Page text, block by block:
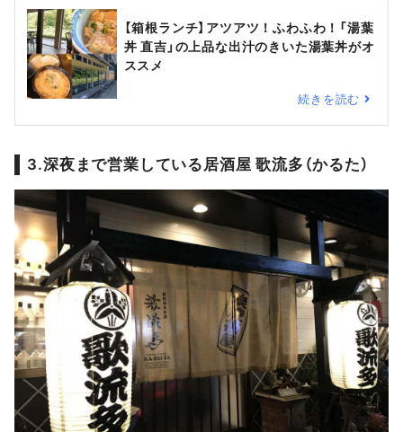
【箱根ランチ】アツアツ！ふわふわ！「湯葉
丼 直吉」の上品な出汁のきいた湯葉丼がオ
ススメ
続きを読む
3.深夜まで営業している居酒屋 歌流多（かるた）